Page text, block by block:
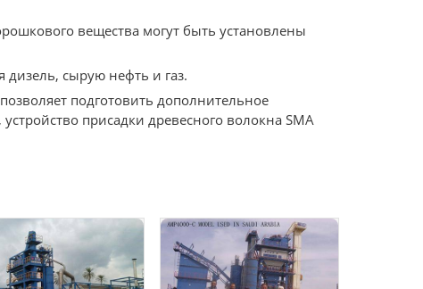
вещества могут быть установлены
сырую нефть и газ.
подготовить дополнительное
присадки древесного волокна SMA